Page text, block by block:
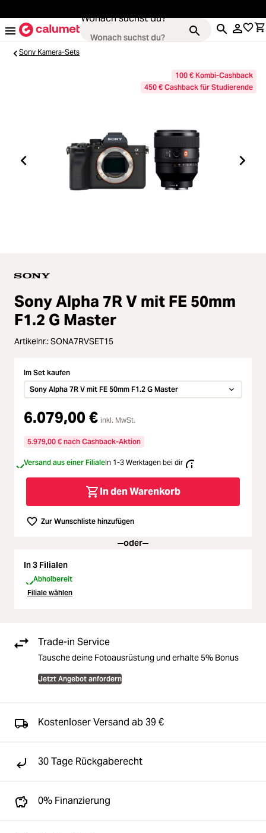
Wonach suchst du?
Loading... Video & Drohnen
Loading...
Loading...Licht & Studio
Loading...Bildbearbeitung
Loading...Ferngläser
Loading...Second Hand
Loading...SALE
Loading...
Sony Kamera-Sets
100 € Kombi-Cashback
450 € Cashback für Studierende
Sony Alpha 7R V mit FE 50mm
F1.2 G Master
Artikelnr.:SONA7RVSET15
Im Set kaufen
Sony Alpha 7R V mit FE 50mm F1.2 G Master
6.079,00 € inkl. MwSt.
5.979,00 € nach Cashback-Aktion
Versand aus einer FilialeIn 1-3 Werktagen bei dir
In den Warenkorb
Zur Wunschliste hinzufügen
oder
In 3 Filialen
Abholbereit
Filiale wählen
Trade-in Service
Tausche deine Fotoausrüstung und erhalte 5% Bonus
Jetzt Angebot anfordern
Kostenloser Versand ab 39 €
30 Tage Rückgaberecht
0% Finanzierung